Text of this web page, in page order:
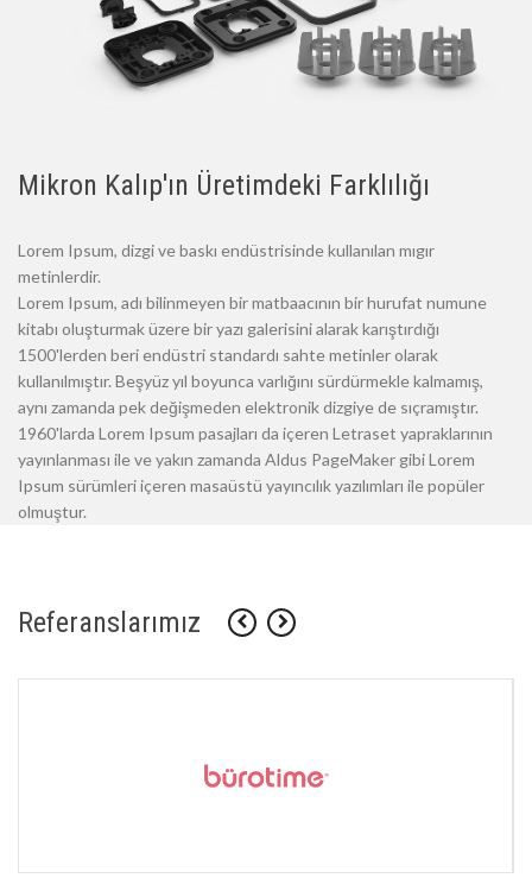
Mikron Kalıp'ın Üretimdeki Farklılığı
Lorem Ipsum, dizgi ve baskı endüstrisinde kullanılan mıgır
metinlerdir.
Lorem Ipsum, adı bilinmeyen bir matbaacının bir hurufat numune
kitabı oluşturmak üzere bir yazı galerisini alarak karıştırdığı
1500'lerden beri endüstri standardı sahte metinler olarak
kullanılmıştır. Beşyüz yıl boyunca varlığını sürdürmekle kalmamış,
aynı zamanda pek değişmeden elektronik dizgiye de sıçramıştır.
1960'larda Lorem Ipsum pasajları da içeren Letraset yapraklarının
yayınlanması ile ve yakın zamanda Aldus PageMaker gibi Lorem
Ipsum sürümleri içeren masaüstü yayıncılık yazılımları ile popüler
olmuştur.
Referanslarımız